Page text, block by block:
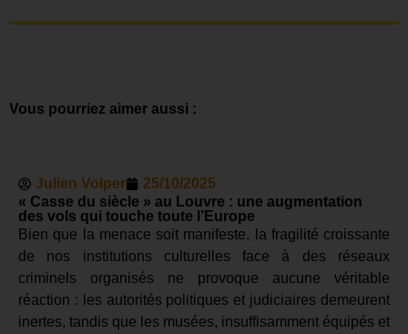
Vous pourriez aimer aussi :
Julien Volper
25/10/2025
« Casse du siècle » au Louvre : une augmentation
des vols qui touche toute l’Europe
Bien que la menace soit manifeste, la fragilité croissante
de nos institutions culturelles face à des réseaux
criminels organisés ne provoque aucune véritable
réaction : les autorités politiques et judiciaires demeurent
inertes, tandis que les musées, insuffisamment équipés et